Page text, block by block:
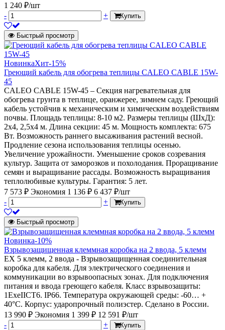
1 240 ₽/шт
-
+ Купить
Быстрый просмотр
НовинкаХит-15%
Греющий кабель для обогрева теплицы CALEO CABLE 15W-
45
CALEO CABLE 15W-45 – Секция нагревательная для
обогрева грунта в теплице, оранжерее, зимнем саду. Греющий
кабель устойчив к механическим и химическим воздействиям
почвы. Площадь теплицы: 8-10 м2. Размеры теплицы (ШхД):
2х4, 2,5х4 м. Длина секции: 45 м. Мощность комплекта: 675
Вт. Возможность раннего высаживания растений весной.
Продление сезона использования теплицы осенью.
Увеличение урожайности. Уменьшение сроков созревания
культур. Защита от заморозков и похолодания. Проращивание
семян и выращивание рассады. Возможность выращивания
теплолюбивые культуры. Гарантия: 5 лет.
7 573 ₽ Экономия 1 136 ₽ 6 437 ₽/шт
-
+ Купить
Быстрый просмотр
Новинка-10%
Взрывозащищенная клеммная коробка на 2 ввода, 5 клемм
EX 5 клемм, 2 ввода - Взрывозащищенная соединительная
коробка для кабеля. Для электрического соединения и
коммуникации во взрывоопасных зонах. Для подключения
питания и ввода греющего кабеля. Класс взрывозащиты:
1ExeIICT6. IP66. Температура окружающей среды: -60… +
40°C. Корпус: ударопрочный полиэстер. Сделано в России.
13 990 ₽ Экономия 1 399 ₽ 12 591 ₽/шт
-
+ Купить